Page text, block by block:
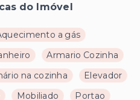
do Imóvel
a gás
Armario Cozinha
na cozinha
Elevador
Mobiliado
Portao